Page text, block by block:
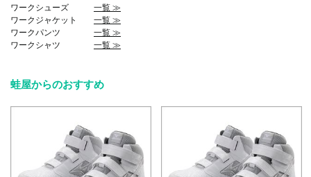
ワークシューズ 一覧 ≫
ワークジャケット 一覧 ≫
ワークパンツ 一覧 ≫
ワークシャツ 一覧 ≫
蛙屋からのおすすめ